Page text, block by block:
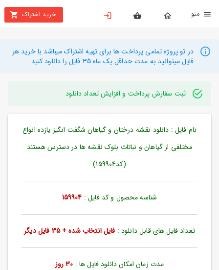
خرید اشتراک
بستن
محصولات
تهیه
راهنما
دانلود
خرید
به
در تو پروژه تمامی پرداخت ها برای تهیه اشتراک میباشد با خرید هر
فایل میتوانید به مدت حداقل یک ماه 35 فایل را دانلود کنید
ثبت سفارش پرداخت و افزایش تعداد دانلود
نام فایل : دانلود نقشه درختان و گیاهان شگفت انگیز یازده انواع
مختلفی از گیاهان و نباتات بلوک نقشه ها در دسترس هستند
(کد159904)
شناسه محصول و کد فایل : 159904
تعداد فایل های قابل دانلود : فایل انتخاب شده + 35 فایل دیگر
مدت زمان امکان دانلود فایل ها : 30 روز